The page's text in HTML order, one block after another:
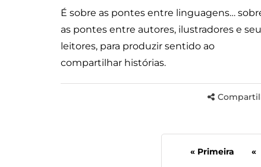
É sobre as pontes entre linguagens…
as pontes entre autores, ilustradores e
leitores, para produzir sentido ao
compartilhar histórias.
« Primeira «